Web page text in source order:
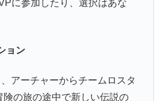
に参加したり、選択はあな
ョン
アーチャーからチームロスタ
険の旅の途中で新しい伝説の